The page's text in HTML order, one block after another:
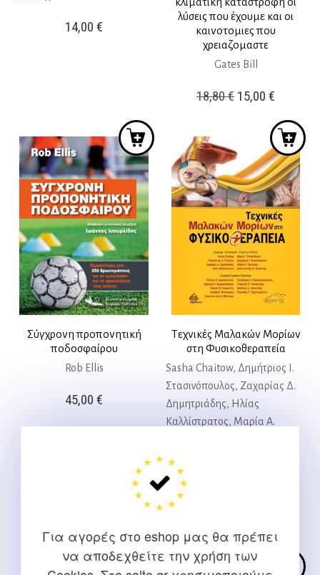
Για αγορές στο eshop μας θα πρέπει
να αποδεχθείτε την χρήση των
14,00€
λύσεις που έχουμε και οι
καινοτομιες που
χρειαζομαστε
Gates Bill
18,80€ Original
18,80 €.
15,00€
τιμή
είναι:
15,00 €.
Σύγχρονη προπονητική
ποδοσφαίρου
Rob Ellis
45,00€
Τεχνικές Μαλακών Μορίων
στη Φυσικοθεραπεία
Sasha Chaitow, Δημήτριος Ι.
Στασινόπουλος, Ζαχαρίας Δ.
Δημητριάδης, Ηλίας
Καλλίστρατος, Μαρία Α.
Παπανδρέου, Παναγιώτης Δ.
Γκρίλιας, Φουσέκης Α.
Κωνσταντίνος